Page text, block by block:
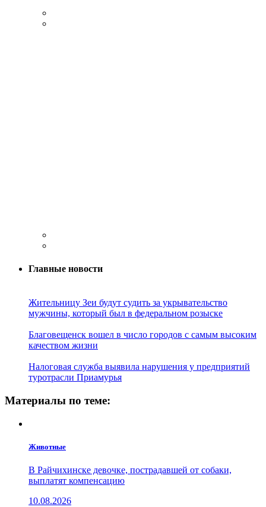
Главные новости
Жительницу Зеи будут судить за укрывательство
мужчины, который был в федеральном розыске
Благовещенск вошел в число городов с самым высоким
качеством жизни
Налоговая служба выявила нарушения у предприятий
туротрасли Приамурья
Материалы по теме:
Животные
В Райчихинске девочке, пострадавшей от собаки,
выплатят компенсацию
10.08.2026